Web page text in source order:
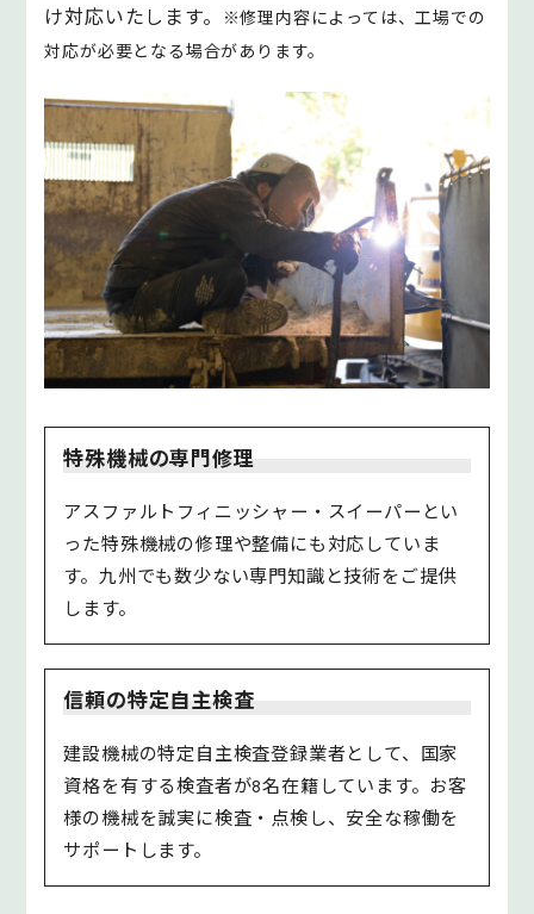
け対応いたします。
※修理内容によっては、工場での
対応が必要となる場合があります。
特殊機械の専門修理
アスファルトフィニッシャー・スイーパーとい
った特殊機械の修理や整備にも対応していま
す。九州でも数少ない専門知識と技術をご提供
します。
信頼の特定自主検査
建設機械の特定自主検査登録業者として、国家
資格を有する検査者が8名在籍しています。お客
様の機械を誠実に検査・点検し、安全な稼働を
サポートします。